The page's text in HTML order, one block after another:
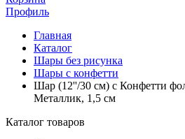
Профиль
Главная
Каталог
Шары без рисунка
Шары с конфетти
Шар (12''/30 см) с Конфетти
Металлик, 1,5 см
Каталог товаров